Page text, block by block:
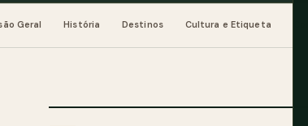
Geral História Destinos Cultura e Etiqueta